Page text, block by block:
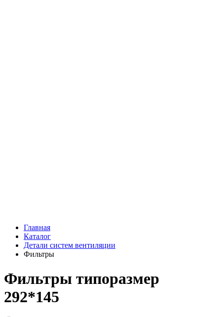
Главная
Каталог
Детали систем вентиляции
Фильтры
Фильтры типоразмер
292*145